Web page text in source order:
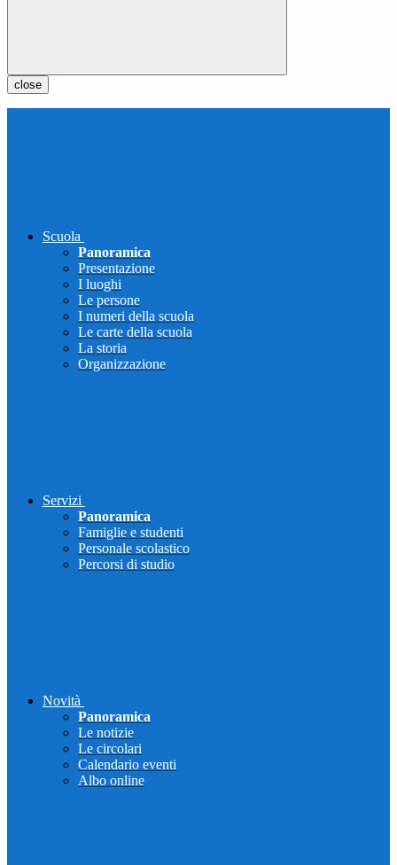
close
Scuola
Panoramica
Presentazione
I luoghi
Le persone
I numeri della scuola
Le carte della scuola
La storia
Organizzazione
Servizi
Panoramica
Famiglie e studenti
Personale scolastico
Percorsi di studio
Novità
Panoramica
Le notizie
Le circolari
Calendario eventi
Albo online